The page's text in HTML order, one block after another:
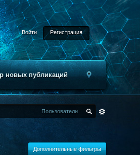
Войти Регистрация
новых публикаций
Пользователи
Дополнительные фильтры